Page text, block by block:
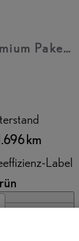
Paket
km
Label